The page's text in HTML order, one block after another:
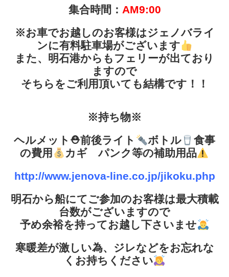
集合時間： AM9:00
※お車でお越しのお客様はジェノバライ
ンに有料駐車場がございます
また、明石港からもフェリーが出ており
ますので
そちらをご利用頂いても結構です！！
※持ち物※
ヘルメット ⛑前後ライト ボトル
食事
の費用
カギ パンク等の補助用品
http://www.jenova-line.co.jp/jikoku.php
明石から船にてご参加のお客様は最大積載
台数がございますので
予め余裕を持ってお越し下さいませ
寒暖差が激しい為、ジレなどをお忘れな
くお持ちください